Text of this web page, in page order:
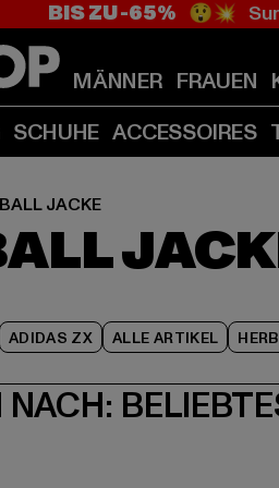
BIS ZU -65% 😲💥
MÄNNER FRAUEN
SCHUHE ACCESSOIRES
JACKE
ADIDAS ZX ALLE ARTIKEL
NACH: